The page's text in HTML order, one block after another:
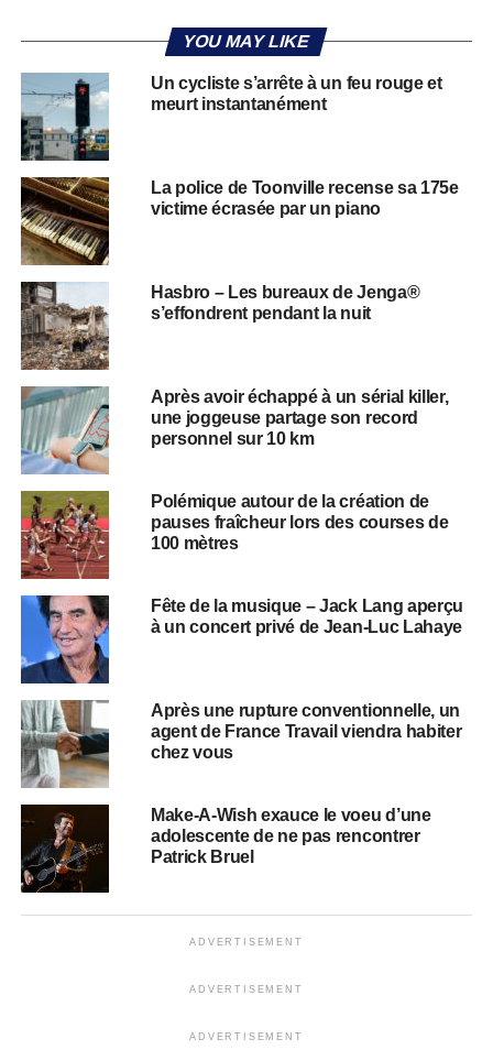
YOU MAY LIKE
Un cycliste s’arrête à un feu rouge et
meurt instantanément
La police de Toonville recense sa 175e
victime écrasée par un piano
Hasbro – Les bureaux de Jenga®
s’effondrent pendant la nuit
Après avoir échappé à un sérial killer,
une joggeuse partage son record
personnel sur 10 km
Polémique autour de la création de
pauses fraîcheur lors des courses de
100 mètres
Fête de la musique – Jack Lang aperçu
à un concert privé de Jean-Luc Lahaye
Après une rupture conventionnelle, un
agent de France Travail viendra habiter
chez vous
Make-A-Wish exauce le voeu d’une
adolescente de ne pas rencontrer
Patrick Bruel
ADVERTISEMENT
ADVERTISEMENT
ADVERTISEMENT